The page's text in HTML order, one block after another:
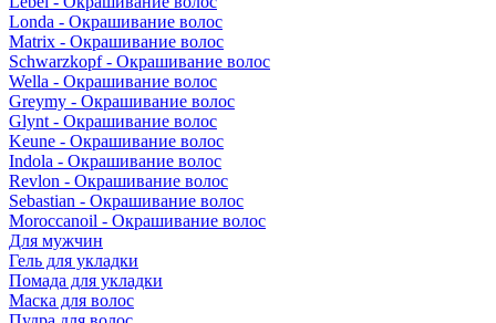
Londa - Окрашивание волос
Matrix - Окрашивание волос
Schwarzkopf - Окрашивание волос
Wella - Окрашивание волос
Greymy - Окрашивание волос
Glynt - Окрашивание волос
Keune - Окрашивание волос
Indola - Окрашивание волос
Revlon - Окрашивание волос
Sebastian - Окрашивание волос
Moroccanoil - Окрашивание волос
Для мужчин
Гель для укладки
Помада для укладки
Маска для волос